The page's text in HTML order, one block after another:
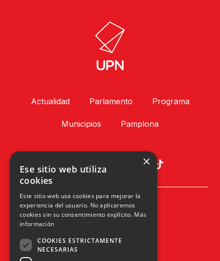
Actualidad Parlamento Programa
Municipios Pamplona
Plaza Príncipe de Viana, 1, 4º
31002 Pamplona, Navarra
×
Ese sitio web utiliza
cookies
Este sitio web usa cookies para mejorar la
experiencia del usuario. No aplicaremos
cookies sin su consentimiento explícito. Más
información
COOKIES ESTRICTAMENTE
NECESARIAS